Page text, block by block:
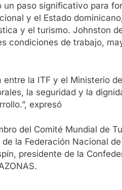
paso significativo para
y el Estado
y el turismo. Johnston
condiciones de trabajo,
la ITF y el Ministerio
la seguridad y la
expresó
del Comité Mundial de
la Federación Nacional
presidente de la